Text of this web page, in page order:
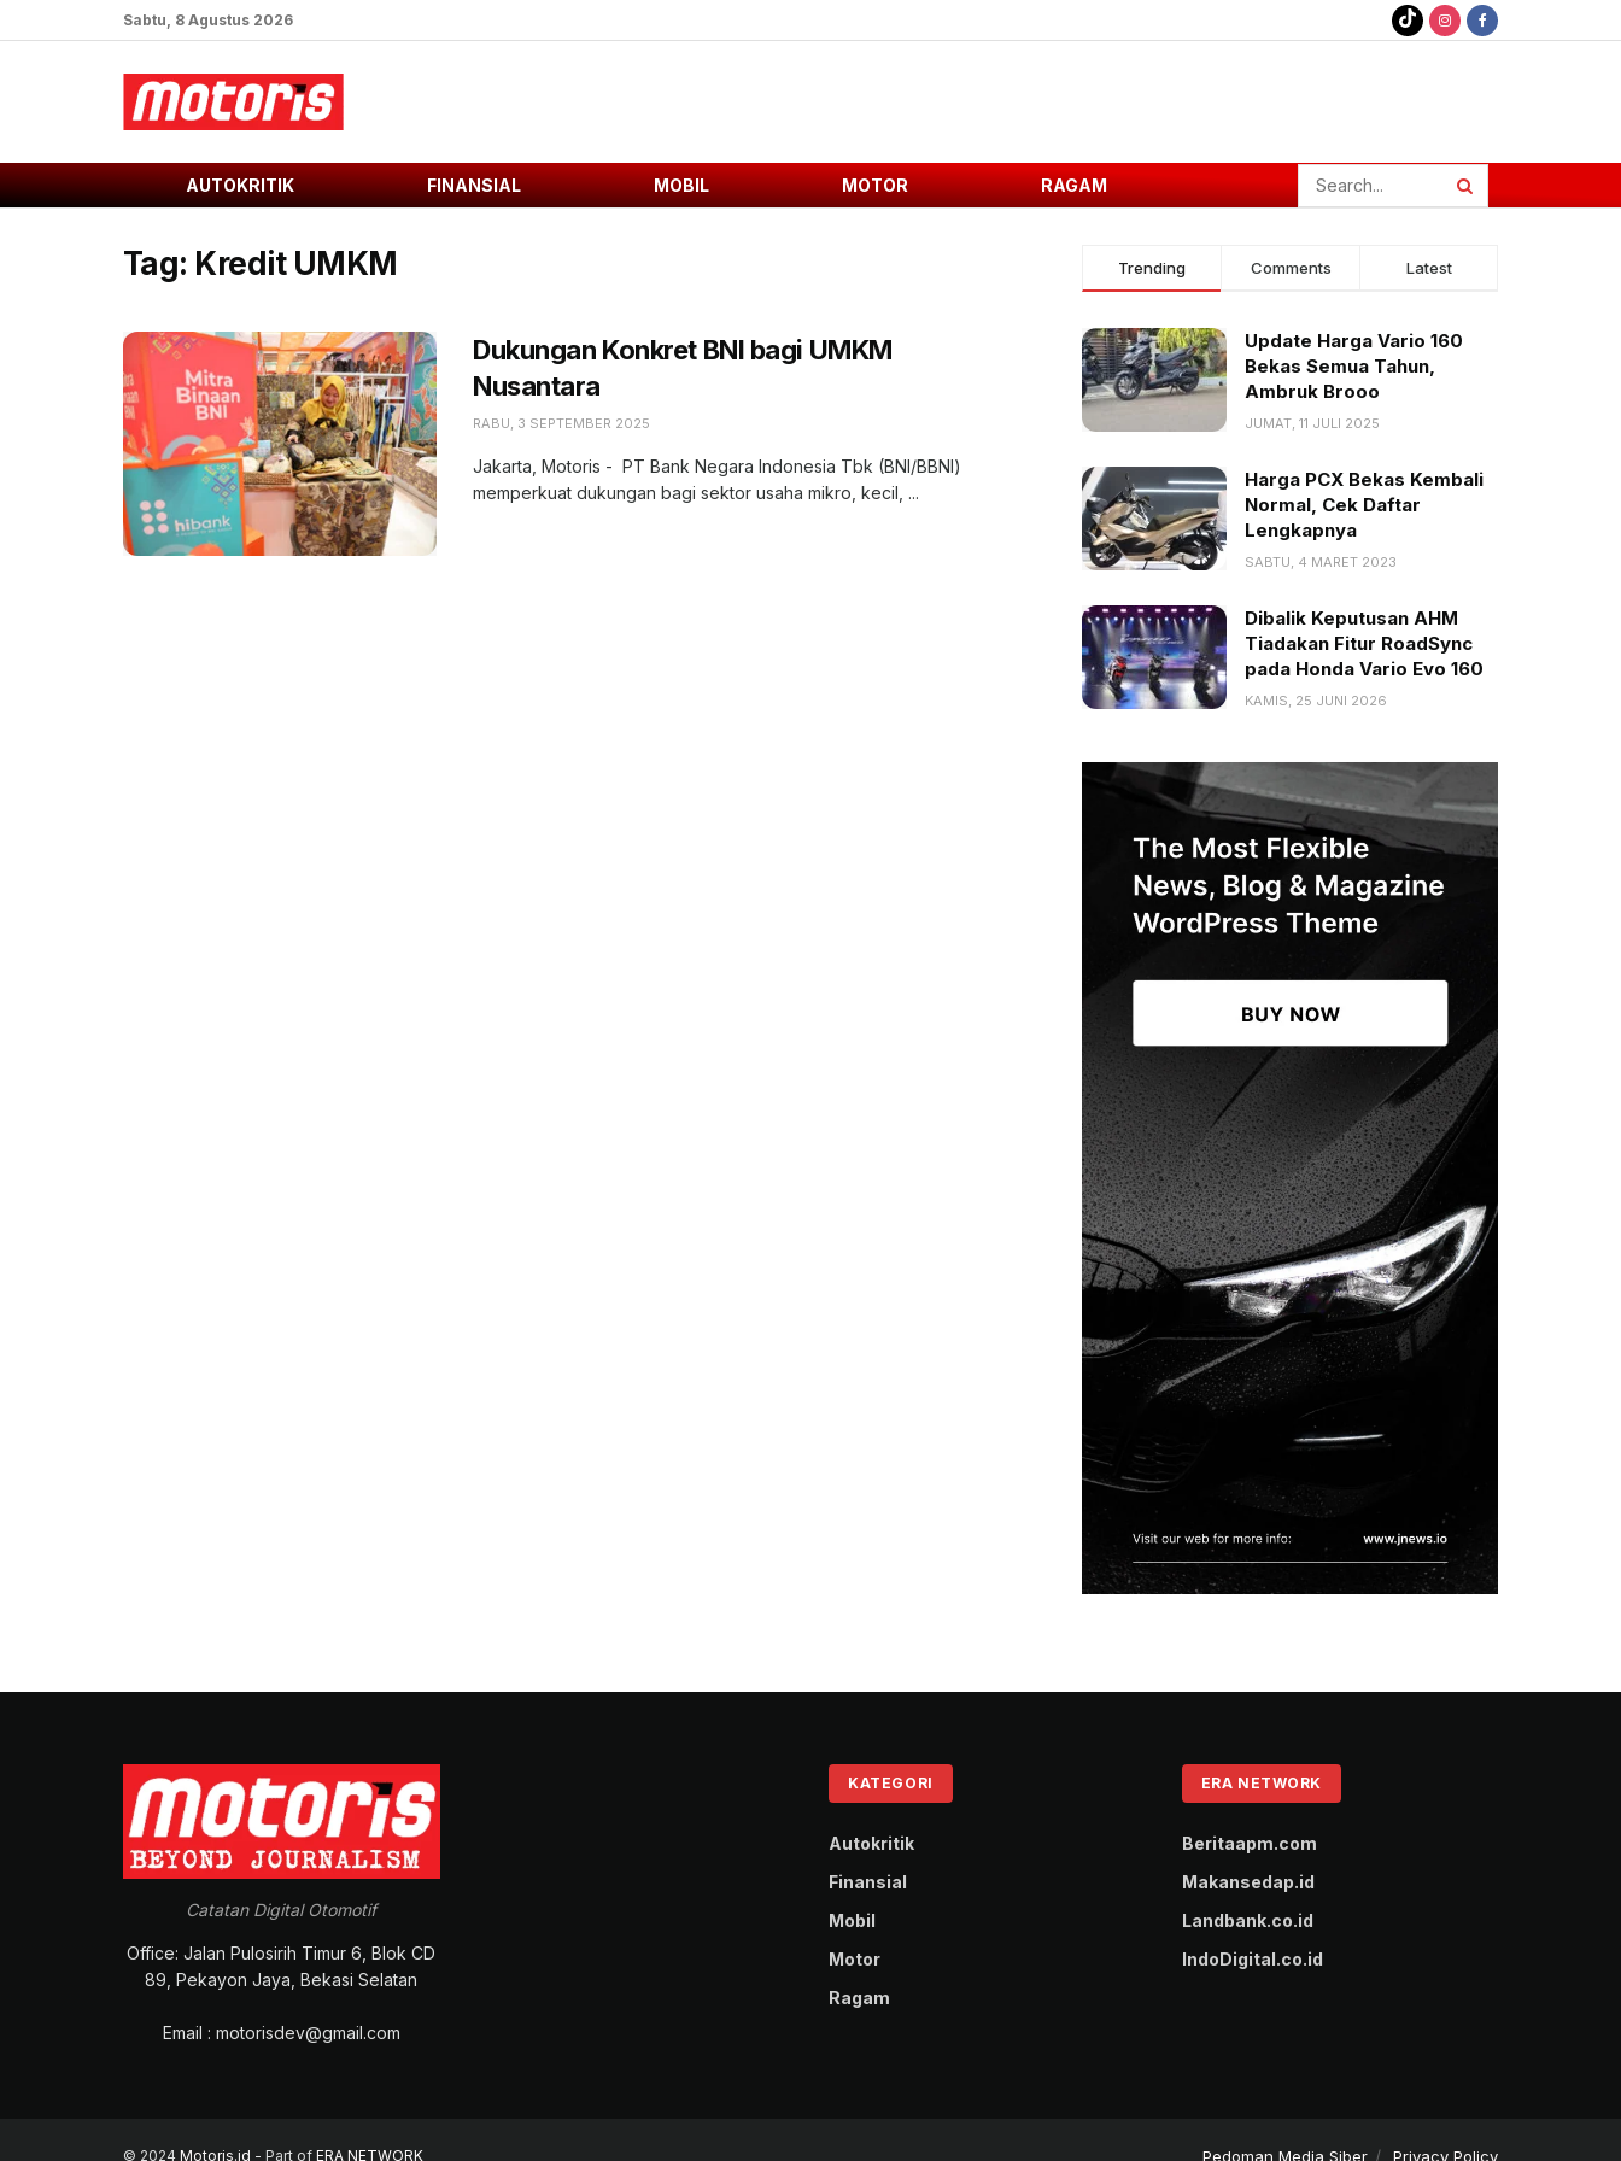
Sabtu, 8 Agustus 2026
AUTOKRITIK FINANSIAL MOBIL MOTOR RAGAM
Tag: Kredit UMKM
Dukungan Konkret BNI bagi UMKM
Nusantara
RABU, 3 SEPTEMBER 2025
Jakarta, Motoris - PT Bank Negara Indonesia Tbk (BNI/BBNI)
memperkuat dukungan bagi sektor usaha mikro, kecil, ...
Trending Comments Latest
Update Harga Vario 160
Bekas Semua Tahun,
Ambruk Brooo
JUMAT, 11 JULI 2025
Harga PCX Bekas Kembali
Normal, Cek Daftar
Lengkapnya
SABTU, 4 MARET 2023
Dibalik Keputusan AHM
Tiadakan Fitur RoadSync
pada Honda Vario Evo 160
KAMIS, 25 JUNI 2026
Catatan Digital Otomotif
Office: Jalan Pulosirih Timur 6, Blok CD
89, Pekayon Jaya, Bekasi Selatan
Email : motorisdev@gmail.com
KATEGORI
Autokritik
Finansial
Mobil
Motor
Ragam
ERA NETWORK
Beritaapm.com
Makansedap.id
Landbank.co.id
IndoDigital.co.id
Pedoman Media Siber Privacy Policy
© 2024 Motoris.id - Part of ERA NETWORK